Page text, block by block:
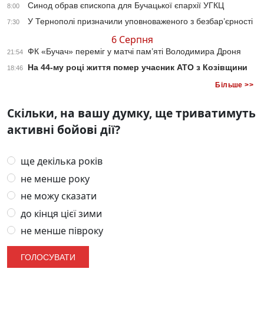
8:00 Синод обрав єпископа для Бучацької єпархії УГКЦ
7:30 У Тернополі призначили уповноваженого з безбар’єрності
6 Серпня
21:54 ФК «Бучач» переміг у матчі пам’яті Володимира Дроня
18:46 На 44-му році життя помер учасник АТО з Козівщини
Більше >>
Скільки, на вашу думку, ще триватимуть
активні бойові дії?
ще декілька років
не менше року
не можу сказати
до кінця цієї зими
не менше півроку